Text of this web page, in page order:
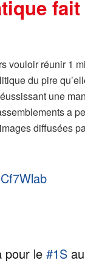
fait
vouloir réunir 1
du pire
une
a
diffusées
pour le #1S au